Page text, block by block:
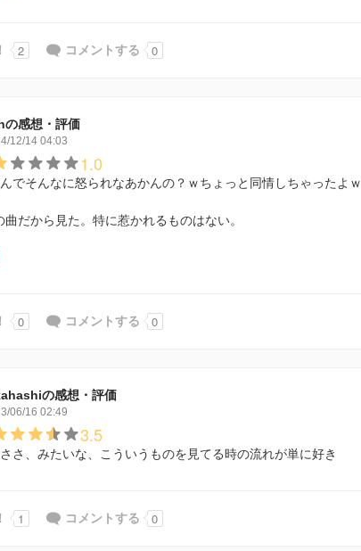
2 コメントする 0
感想・評価
12/14 04:03
1.0
でそんなに怒られなあかんの？ｗちょっと同情しちゃったよｗ
曲だから見た。特に惹かれるものはない。
0 コメントする 0
の感想・評価
06/16 02:49
3.5
さ、みたいな、こういうものを見てる時の流れが単に好き
1 コメントする 0